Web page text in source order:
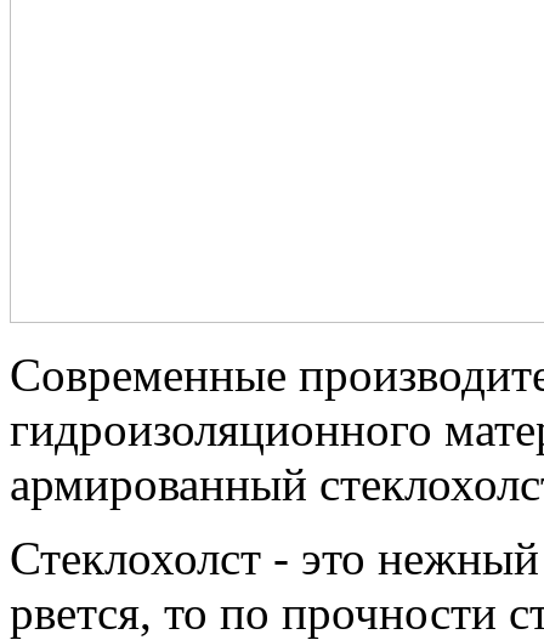
Современные
гидроизоляционного
армированный
Стеклохолст - это
рвется, то по прочности